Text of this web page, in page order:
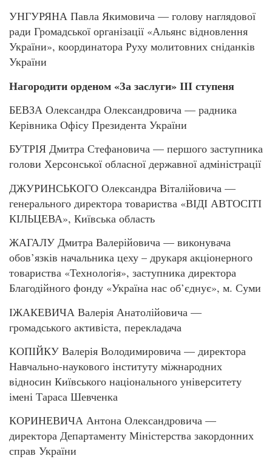
УНГУРЯНА Павла Якимовича — голову наглядової
ради Громадської організації «Альянс відновлення
України», координатора Руху молитовних сніданків
України
Нагородити орденом «За заслуги» ІІІ ступеня
БЕВЗА Олександра Олександровича — радника
Керівника Офісу Президента України
БУТРІЯ Дмитра Стефановича — першого заступника
голови Херсонської обласної державної адміністрації
ДЖУРИНСЬКОГО Олександра Віталійовича —
генерального директора товариства «ВІДІ АВТОСІТІ
КІЛЬЦЕВА», Київська область
ЖАГАЛУ Дмитра Валерійовича — виконувача
обов’язків начальника цеху – друкаря акціонерного
товариства «Технологія», заступника директора
Благодійного фонду «Україна нас об’єднує», м. Суми
ІЖАКЕВИЧА Валерія Анатолійовича —
громадського активіста, перекладача
КОПІЙКУ Валерія Володимировича — директора
Навчально-наукового інституту міжнародних
відносин Київського національного університету
імені Тараса Шевченка
КОРИНЕВИЧА Антона Олександровича —
директора Департаменту Міністерства закордонних
справ України